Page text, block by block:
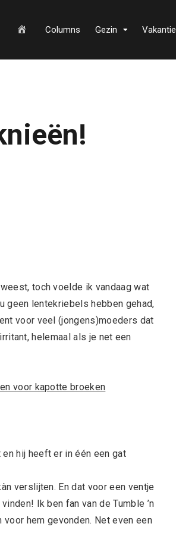
m
Columns Gezin Vakantie
toch voelde ik vandaag wat
geen lentekriebels hebben gehad,
voor veel (jongens)moeders dat
helemaal als je net een
voor kapotte broeken
hij heeft er in één een gat
verslijten. En dat voor een ventje
Ik ben fan van de Tumble ’n
hem gevonden. Net even een